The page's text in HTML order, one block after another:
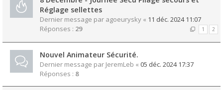
Réglage sellettes
Dernier message par agoeurysky « 11 déc. 2024 11:07
Réponses : 29 1 2
Nouvel Animateur Sécurité.
Dernier message par JeremLeb « 05 déc. 2024 17:37
Réponses : 8